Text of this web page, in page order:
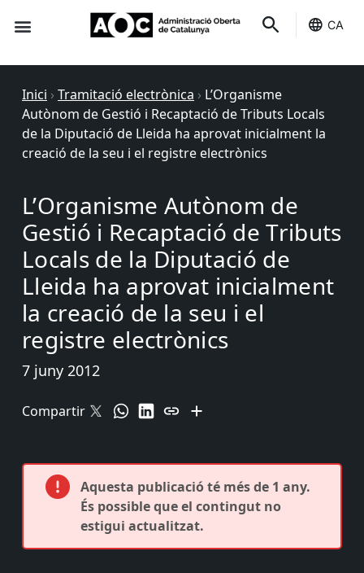
CA
Inici › Tramitació electrònica › L’Organisme
Autònom de Gestió i Recaptació de Tributs Locals
de la Diputació de Lleida ha aprovat inicialment la
creació de la seu i el registre electrònics
L’Organisme Autònom de
Gestió i Recaptació de Tributs
Locals de la Diputació de
Lleida ha aprovat inicialment
la creació de la seu i el
registre electrònics
7 juny 2012
Compartir
Aquesta publicació té més de 1 any.
És possible que el contingut no
estigui actualitzat.